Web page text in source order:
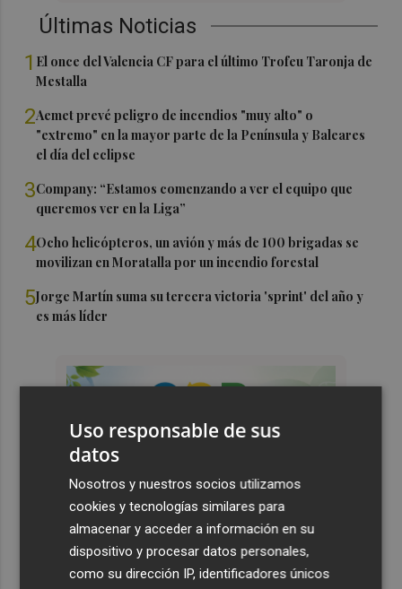
Últimas Noticias
1 El once del Valencia CF para el último Trofeu Taronja de
Mestalla
2Aemet prevé peligro de incendios "muy alto" o
"extremo" en la mayor parte de la Península y Baleares
el día del eclipse
3Company: “Estamos comenzando a ver el equipo que
queremos ver en la Liga”
4Ocho helicópteros, un avión y más de 100 brigadas se
movilizan en Moratalla por un incendio forestal
5Jorge Martín suma su tercera victoria 'sprint' del año y
es más líder
Uso responsable de sus
datos
Nosotros y nuestros socios utilizamos
cookies y tecnologías similares para
almacenar y acceder a información en su
dispositivo y procesar datos personales,
como su dirección IP, identificadores únicos